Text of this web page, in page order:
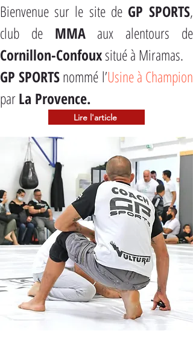
Bienvenue sur le site de GP SPORTS,
club de MMA
Cornillon-Confoux situé à Miramas.
GP SPORTS nommé l’Usine à Champion
par La Provence.
Lire l'article